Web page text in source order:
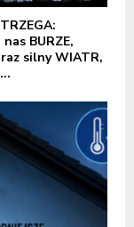
BURZE,
silny WIATR,